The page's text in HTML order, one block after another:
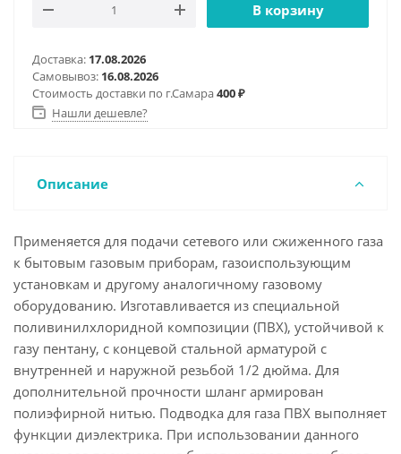
В корзину
Доставка: 17.08.2026
Самовывоз: 16.08.2026
Стоимость доставки по г.Самара400 ₽
Нашли дешевле?
Описание
Применяется для подачи сетевого или сжиженного газа
к бытовым газовым приборам, газоиспользующим
установкам и другому аналогичному газовому
оборудованию. Изготавливается из специальной
поливинилхлоридной композиции (ПВХ), устойчивой к
газу пентану, с концевой стальной арматурой с
внутренней и наружной резьбой 1/2 дюйма. Для
дополнительной прочности шланг армирован
полиэфирной нитью. Подводка для газа ПВХ выполняет
функции диэлектрика. При использовании данного